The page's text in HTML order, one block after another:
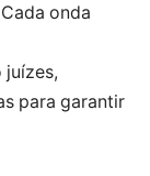
onda
juízes,
para garantir